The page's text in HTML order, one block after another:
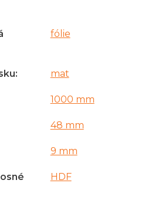
fólie
: mat
1000 mm
48 mm
9 mm
HDF